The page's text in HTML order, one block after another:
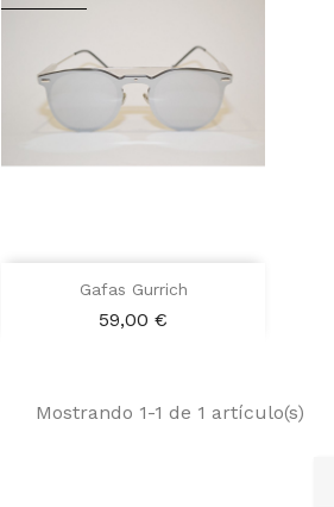
Gafas Gurrich
Precio
59,00 €
Mostrando 1-1 de 1 artículo(s)